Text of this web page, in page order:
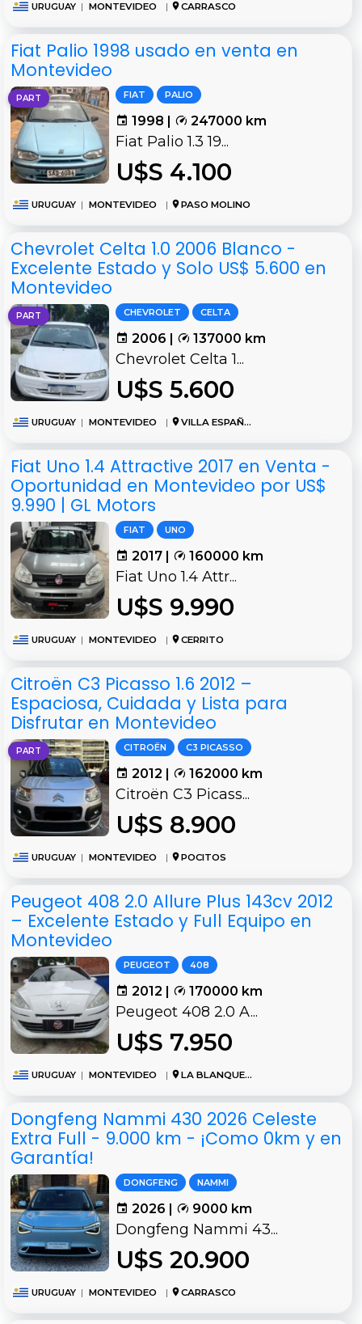
URUGUAY | MONTEVIDEO | CARRASCO
Fiat Palio 1998 usado en venta en
Montevideo
PART FIAT PALIO
1998 | 247000 km
Fiat Palio 1.3 19...
U$S 4.100
URUGUAY | MONTEVIDEO | PASO MOLINO
Chevrolet Celta 1.0 2006 Blanco -
Excelente Estado y Solo US$ 5.600 en
Montevideo
PART CHEVROLET CELTA
2006 | 137000 km
Chevrolet Celta 1...
U$S 5.600
URUGUAY | MONTEVIDEO | VILLA ESPAÑOLA
Fiat Uno 1.4 Attractive 2017 en Venta -
Oportunidad en Montevideo por US$
9.990 | GL Motors
FIAT UNO
2017 | 160000 km
Fiat Uno 1.4 Attr...
U$S 9.990
URUGUAY | MONTEVIDEO | CERRITO
Citroën C3 Picasso 1.6 2012 –
Espaciosa, Cuidada y Lista para
Disfrutar en Montevideo
PART CITROËN C3 PICASSO
2012 | 162000 km
Citroën C3 Picass...
U$S 8.900
URUGUAY | MONTEVIDEO | POCITOS
Peugeot 408 2.0 Allure Plus 143cv 2012
– Excelente Estado y Full Equipo en
Montevideo
PEUGEOT 408
2012 | 170000 km
Peugeot 408 2.0 A...
U$S 7.950
URUGUAY | MONTEVIDEO | LA BLANQUEADA
Dongfeng Nammi 430 2026 Celeste
Extra Full - 9.000 km - ¡Como 0km y en
Garantía!
DONGFENG NAMMI
2026 | 9000 km
Dongfeng Nammi 43...
U$S 20.900
URUGUAY | MONTEVIDEO | CARRASCO